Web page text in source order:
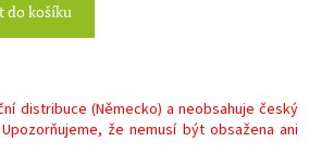
do košíku
distribuce (Německo) a neobsahuje český
že nemusí být obsažena ani